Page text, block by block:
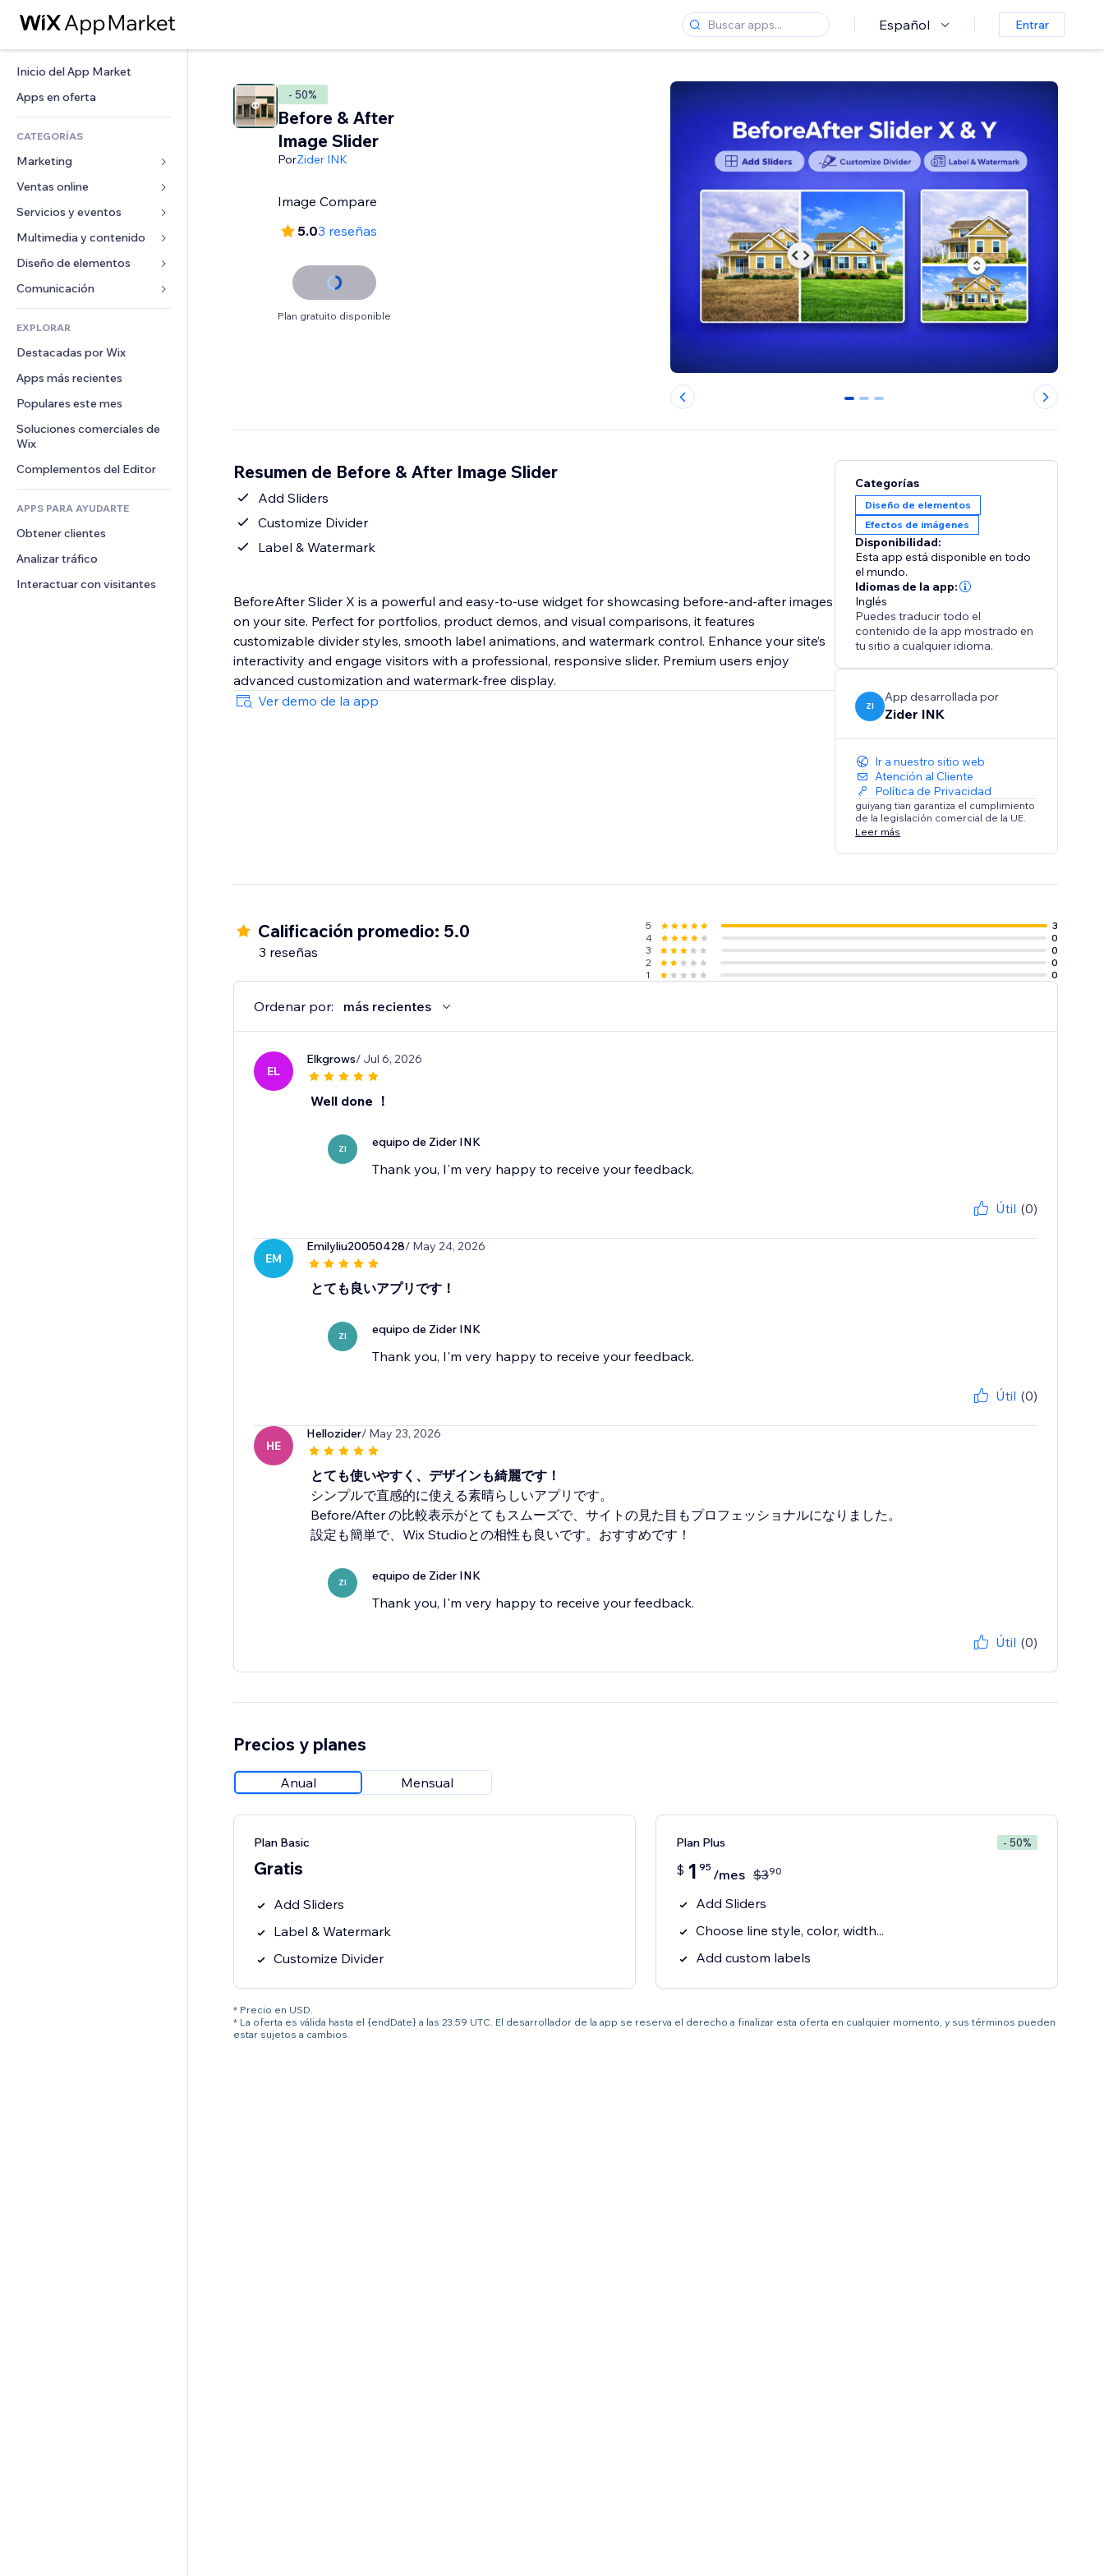
Español Entrar
Inicio del App Market
Apps en oferta
CATEGORÍAS
Marketing
Anuncios
Móvil
Analíticas
Anuncios del sitio
Email
Ventas online
Apps para tiendas
Envíos y entregas
Botones de venta
Contabilidad
Cupones y fidelización
Almacenamiento de mercancía
Crowdfunding
Alimentos y bebidas
Servicios y eventos
Hoteles
Eventos
Restaurantes
Inmobiliarias
Reservas
Multimedia y contenido
Galerías
Música
Pódcast
Fotografía
Video
PDF
Compartir archivos
Noticias
Servicios de contenido
Efectos de texto
Diseño de elementos
Mapas y navegación
Privacidad y seguridad
Reloj
Plantillas para páginas
Efectos de imágenes
Botones y menús
Banners e insignias
Calculadoras
Buscar
Formularios
Encuestas
Chat
Comentarios
Teléfono
Comunidad
Reseñas y testimonios
EXPLORAR
Destacadas por Wix
Apps más recientes
Populares este mes
Soluciones comerciales de
Wix
Complementos del Editor
APPS PARA AYUDARTE
Obtener clientes
Analizar tráfico
Interactuar con visitantes
- 50%
Before & After
Image Slider
PorZider INK
Image Compare
5.03 reseñas
Plan gratuito disponible
0 1 2
Resumen de Before & After Image Slider
Add Sliders
Customize Divider
Label & Watermark
BeforeAfter Slider X is a powerful and easy-to-use widget for showcasing before-and-after images
on your site. Perfect for portfolios, product demos, and visual comparisons, it features
customizable divider styles, smooth label animations, and watermark control. Enhance your site’s
interactivity and engage visitors with a professional, responsive slider. Premium users enjoy
advanced customization and watermark-free display.
Ver demo de la app
Categorías
Diseño de elementos
Efectos de imágenes
Disponibilidad:
Esta app está disponible en todo
el mundo.
Idiomas de la app:
Inglés
Puedes traducir todo el
contenido de la app mostrado en
tu sitio a cualquier idioma.
ZI
App desarrollada por
Zider INK
Ir a nuestro sitio web
Atención al Cliente
Política de Privacidad
guiyang tian garantiza el cumplimiento
de la legislación comercial de la UE.
Leer más
Calificación promedio: 5.0
3 reseñas
5
3
4
0
3
0
2
0
1
0
Ordenar por: más recientes
EL
Elkgrows/ Jul 6, 2026
Well done ！
ZI equipo de Zider INK
Thank you, I'm very happy to receive your feedback.
Útil (0)
EM
Emilyliu20050428/ May 24, 2026
とても良いアプリです！
ZI equipo de Zider INK
Thank you, I'm very happy to receive your feedback.
Útil (0)
HE
Hellozider/ May 23, 2026
とても使いやすく、デザインも綺麗です！
シンプルで直感的に使える素晴らしいアプリです。
Before/After の比較表示がとてもスムーズで、サイトの見た目もプロフェッショナルになりました。
設定も簡単で、Wix Studioとの相性も良いです。おすすめです！
ZI equipo de Zider INK
Thank you, I'm very happy to receive your feedback.
Útil (0)
Precios y planes
Anual Mensual
Plan Basic
Gratis
Add Sliders
Label & Watermark
Customize Divider
Plan Plus - 50%
$ 1 95 /mes $390
Add Sliders
Choose line style, color, width...
Add custom labels
* Precio en USD.
* La oferta es válida hasta el {endDate} a las 23:59 UTC. El desarrollador de la app se reserva el derecho a finalizar esta oferta en cualquier momento, y sus términos pueden
estar sujetos a cambios.